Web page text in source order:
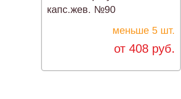
капс.жев. №90
меньше 5 шт.
от 408 руб.